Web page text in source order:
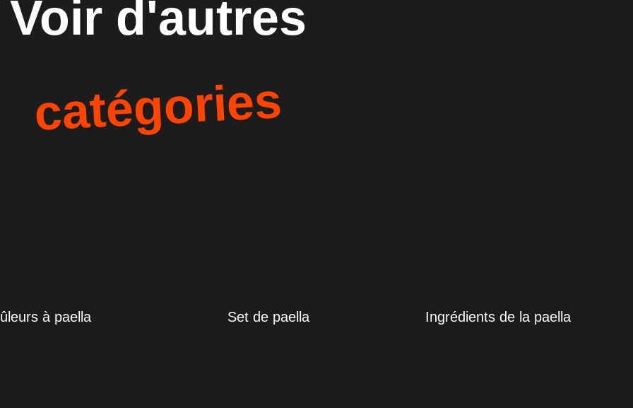
Voir d'autres
catégories
à paella Set de paella Ingrédients de la paella